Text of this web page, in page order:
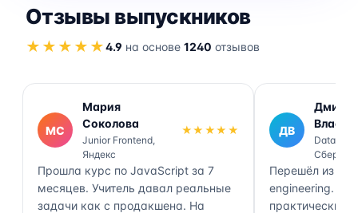
Отзывы выпускников
★★★★★4.9 на основе 1240 отзывов
МС
Мария
Соколова
Junior Frontend,
Яндекс
★★★★★
Прошла курс по JavaScript за 7
месяцев. Учитель давал реальные
задачи как с продакшена. На
ДВ
Власов
Data
Сбер
Перешёл из
engineering.
практически